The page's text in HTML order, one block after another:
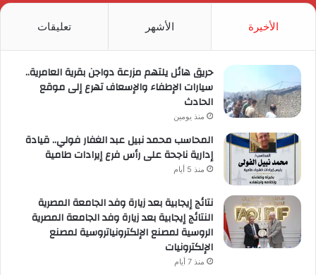
الأخيرة الأشهر تعليقات
حريق هائل يلتهم مزرعة دواجن بقرية العامرية..
سيارات الإطفاء والإسعاف تهرع إلى موقع
الحادث
منذ يومين
المحاسب محمد نبيل عبد الغفار فولي.. قيادة
إدارية ناجحة على رأس فرع إيرادات طامية
منذ 5 أيام
نتائج إيجابية بعد زيارة وفد الجامعة المصرية
النتائج إيجابية بعد زيارة وفد الجامعة المصرية
الروسية لمصنع الإلكترونياتروسية لمصنع
الإلكترونيات
منذ 7 أيام